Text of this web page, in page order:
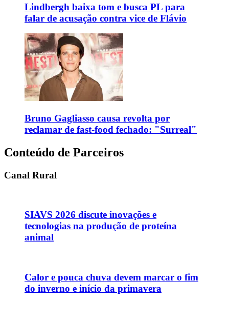
Lindbergh baixa tom e busca PL para
falar de acusação contra vice de Flávio
Bruno Gagliasso causa revolta por
reclamar de fast-food fechado: "Surreal"
Conteúdo de Parceiros
Canal Rural
SIAVS 2026 discute inovações e
tecnologias na produção de proteína
animal
Calor e pouca chuva devem marcar o fim
do inverno e início da primavera